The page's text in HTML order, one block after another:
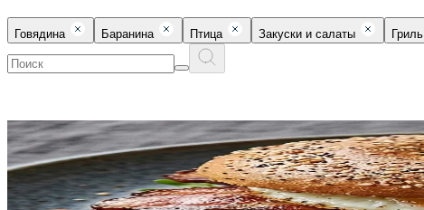
Говядина Баранина Птица Закуски и салаты Гриль